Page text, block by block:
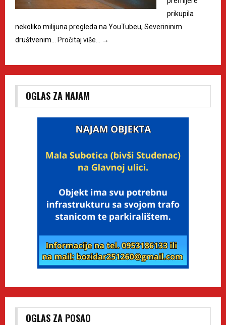
prikupila
nekoliko milijuna pregleda na YouTubeu, Severininim
društvenim… Pročitaj više… →
OGLAS ZA NAJAM
OGLAS ZA POSAO